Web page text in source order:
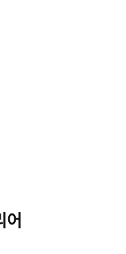
는 목공작업 블..
어